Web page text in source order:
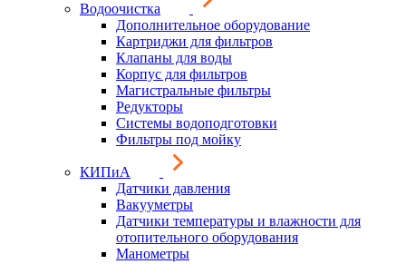
Водоочистка
Дополнительное оборудование
Картриджи для фильтров
Клапаны для воды
Корпус для фильтров
Магистральные фильтры
Редукторы
Системы водоподготовки
Фильтры под мойку
КИПиА
Датчики давления
Вакууметры
Датчики температуры и влажности для
отопительного оборудования
Манометры